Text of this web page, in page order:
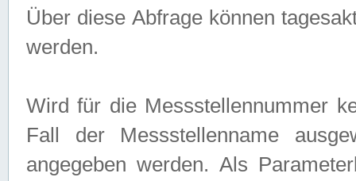
Über diese Abfrage können
werden.
Wird für die Messstellennummer
Fall der Messstellenname
angegeben werden. Als